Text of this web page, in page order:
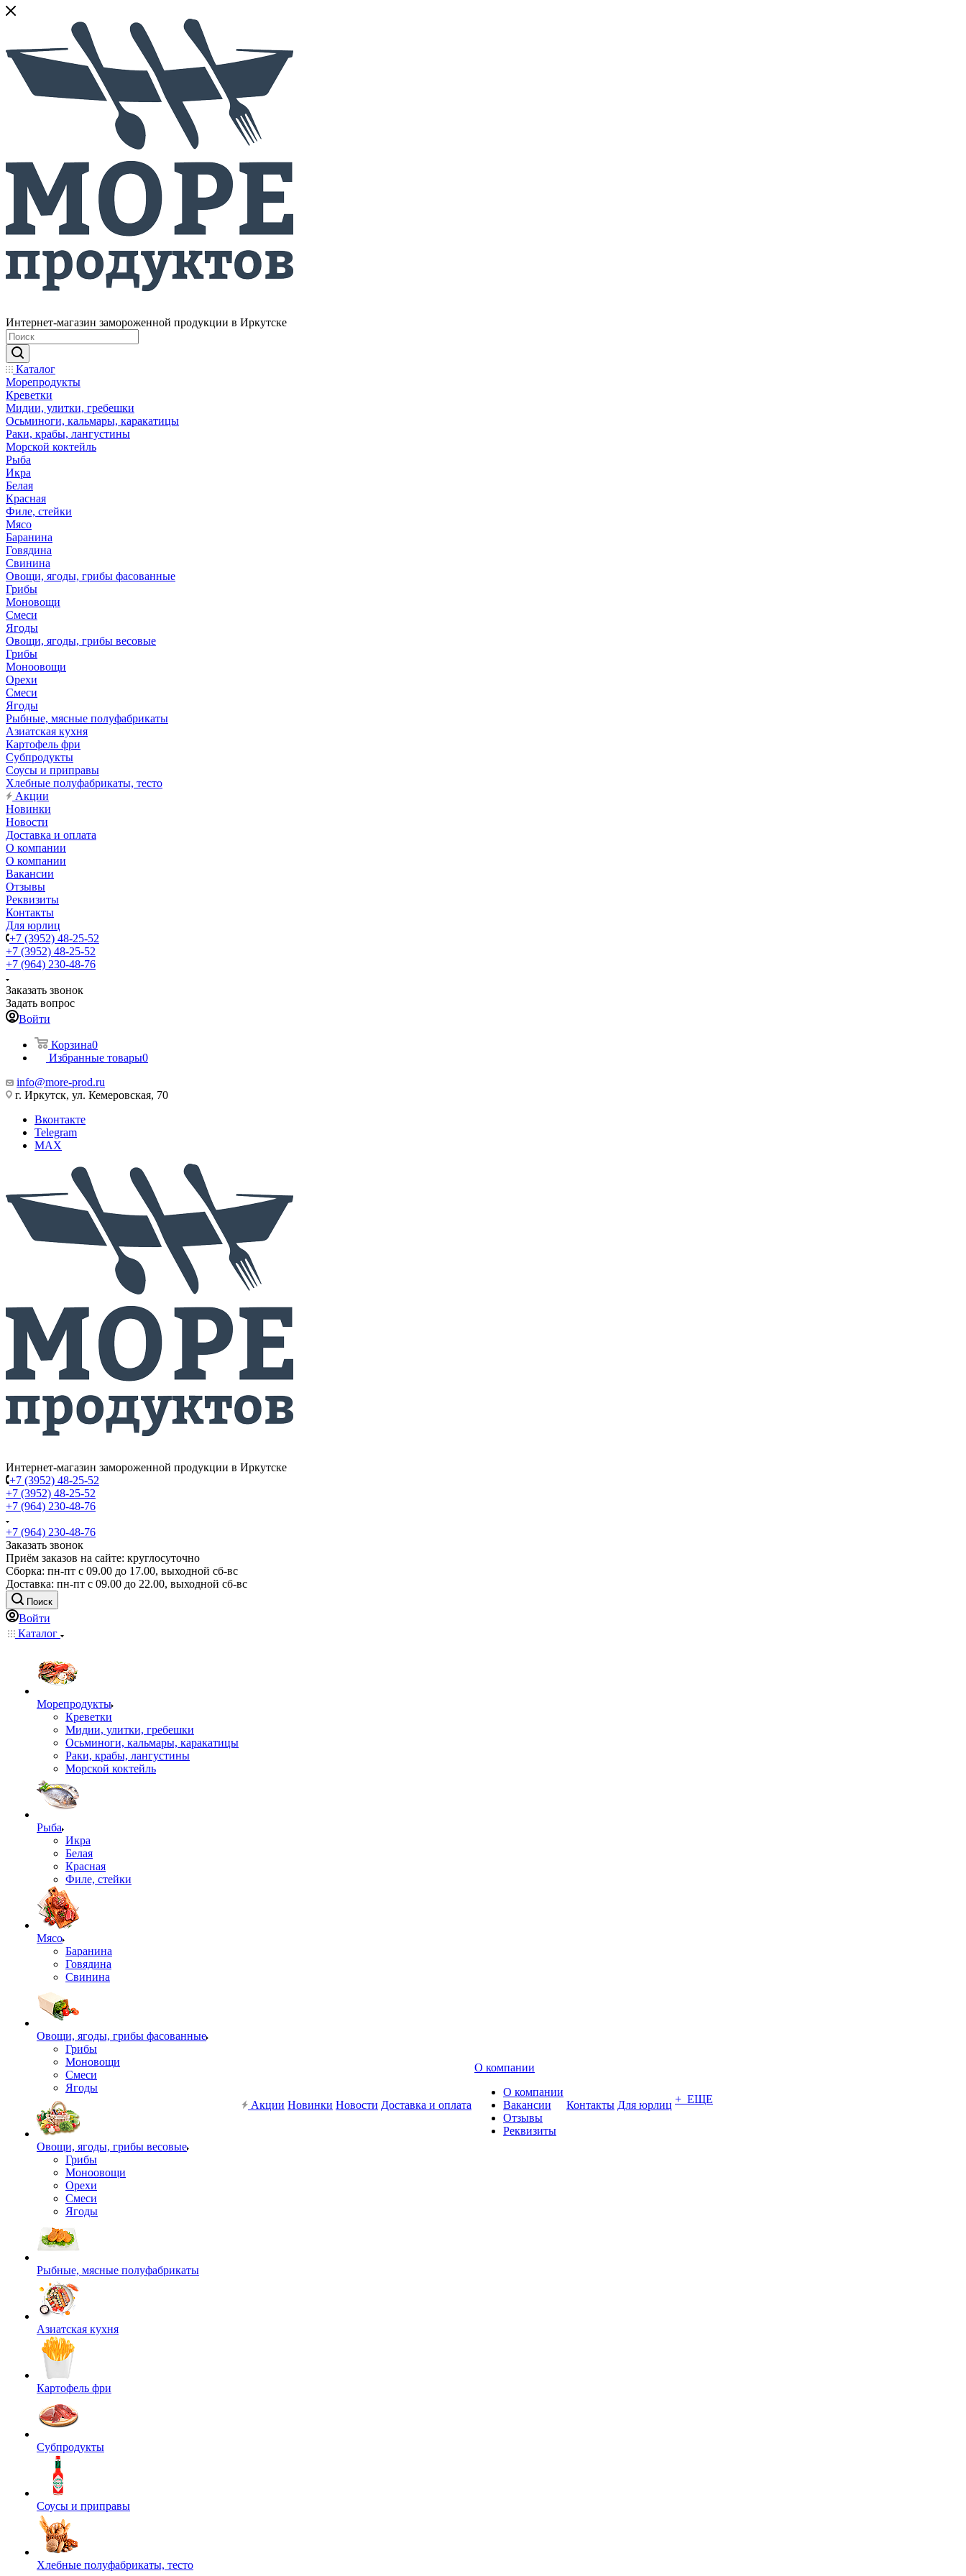
Интернет-магазин замороженной продукции в Иркутске
Каталог
Морепродукты
Креветки
Мидии, улитки, гребешки
Осьминоги, кальмары, каракатицы
Раки, крабы, лангустины
Морской коктейль
Рыба
Икра
Белая
Красная
Филе, стейки
Мясо
Баранина
Говядина
Свинина
Овощи, ягоды, грибы фасованные
Грибы
Моновощи
Смеси
Ягоды
Овощи, ягоды, грибы весовые
Грибы
Моноовощи
Орехи
Смеси
Ягоды
Рыбные, мясные полуфабрикаты
Азиатская кухня
Картофель фри
Субпродукты
Соусы и приправы
Хлебные полуфабрикаты, тесто
Акции
Новинки
Новости
Доставка и оплата
О компании
О компании
Вакансии
Отзывы
Реквизиты
Контакты
Для юрлиц
+7 (3952) 48-25-52
+7 (3952) 48-25-52
+7 (964) 230-48-76
Заказать звонок
Задать вопрос
Войти
Корзина0
Избранные товары0
info@more-prod.ru
г. Иркутск, ул. Кемеровская, 70
Вконтакте
Telegram
MAX
Интернет-магазин замороженной продукции в Иркутске
+7 (3952) 48-25-52
+7 (3952) 48-25-52
+7 (964) 230-48-76
+7 (964) 230-48-76
Заказать звонок
Приём заказов на сайте: круглосуточно
Сборка: пн-пт с 09.00 до 17.00, выходной сб-вс
Доставка: пн-пт с 09.00 до 22.00, выходной сб-вс
Поиск
Войти
Каталог
Морепродукты
Креветки
Мидии, улитки, гребешки
Осьминоги, кальмары, каракатицы
Раки, крабы, лангустины
Морской коктейль
Рыба
Икра
Белая
Красная
Филе, стейки
Мясо
Баранина
Говядина
Свинина
Овощи, ягоды, грибы фасованные
Грибы
Моновощи
Смеси
Ягоды
Овощи, ягоды, грибы весовые
Грибы
Моноовощи
Орехи
Смеси
Ягоды
Рыбные, мясные полуфабрикаты
Азиатская кухня
Картофель фри
Субпродукты
Соусы и приправы
Хлебные полуфабрикаты, тесто
Акции Новинки Новости Доставка и оплата
О компании
О компании
Вакансии
Отзывы
Реквизиты
Контакты Для юрлиц + ЕЩЕ